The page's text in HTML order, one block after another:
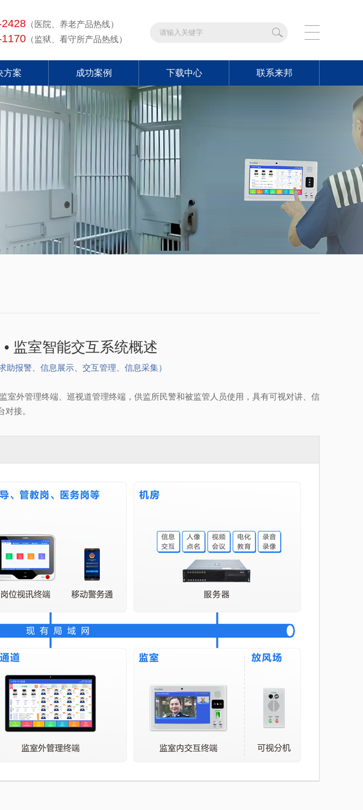
（医院、养老产品热线）
（监狱、看守所产品热线）
方案 成功案例 下载中心 联系来邦
监室智能交互系统概述
助报警、信息展示、交互管理、信息采集）
室外管理终端、巡视道管理终端，供监所民警和被监管人员使用，具有可视对讲、信
接。